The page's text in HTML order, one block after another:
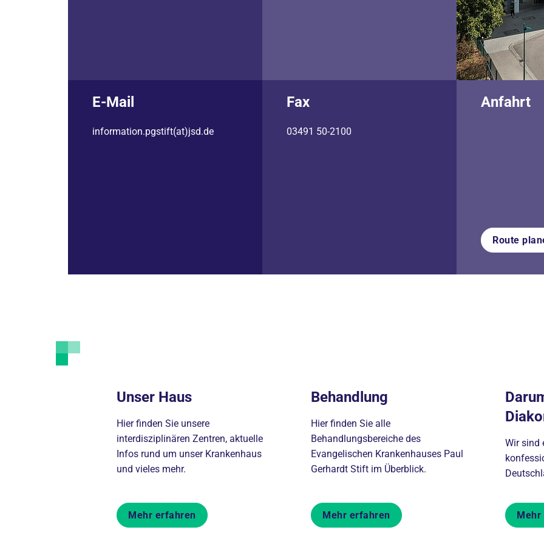
E-Mail
information.pgstift(at)jsd.de
Fax
03491 50-2100
Anfahrt
Route
Unser Haus
Hier finden Sie unsere
interdisziplinären Zentren, aktuelle
Infos rund um unser Krankenhaus
und vieles mehr.
Mehr erfahren
Behandlung
Hier finden Sie alle
Behandlungsbereiche des
Evangelischen Krankenhauses Paul
Gerhardt Stift im Überblick.
Mehr erfahren
Wir sind
Mehr